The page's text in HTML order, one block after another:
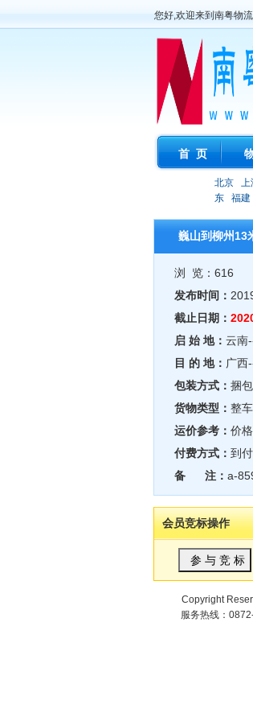
您好,欢迎来到南粤物
首 页
北京 上
东
福建
巍山到柳州13
浏 览：616
发布时间：
截止日期：
启 始 地： 云南
目 的 地： 广西
包装方式： 捆包
货物类型： 整车
运价参考： 价
付费方式： 到付
备 注： a-
会员竞标操作
Copyright
服务热线：